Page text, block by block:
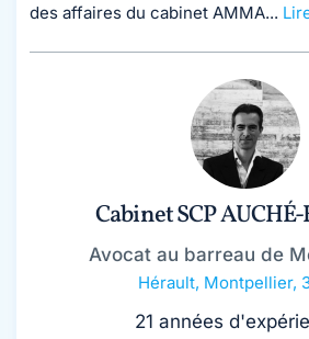
des affaires du cabinet AMMA...
Cabinet SCP
Avocat au barreau de
Hérault, Montpellier,
21 années